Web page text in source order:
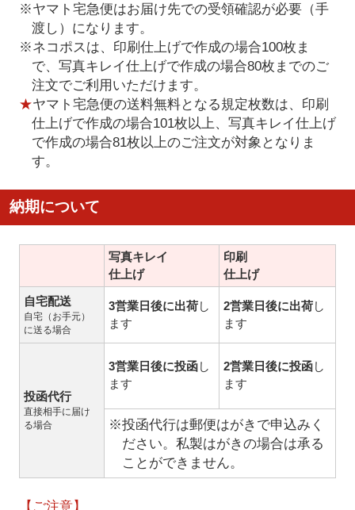
※ヤマト宅急便はお届け先での受領確認が必要（手
渡し）になります。
※ネコポスは、印刷仕上げで作成の場合100枚ま
で、写真キレイ仕上げで作成の場合80枚までのご
注文でご利用いただけます。
★ヤマト宅急便の送料無料となる規定枚数は、印刷
仕上げで作成の場合101枚以上、写真キレイ仕上げ
で作成の場合81枚以上のご注文が対象となりま
す。
納期について
写真キレイ
仕上げ
印刷
仕上げ
自宅配送
自宅（お手元）
に送る場合
3営業日後に出荷し
ます
2営業日後に出荷し
ます
投函代行
直接相手に届け
る場合
3営業日後に投函し
ます
2営業日後に投函し
ます
※投函代行は郵便はがきで申込みく
ださい。私製はがきの場合は承る
ことができません。
【ご注意】